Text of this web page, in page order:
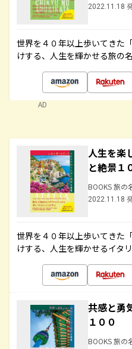
2022.11.18
世界を４０年以上歩いてきた
けする、人生を輝かせる旅の
AD
人生を楽
と絶景１
BOOKS 旅の
2022.11.18
世界を４０年以上歩いてきた
けする、人生を輝かせるイタ
共感と勇
１００
BOOKS 旅の